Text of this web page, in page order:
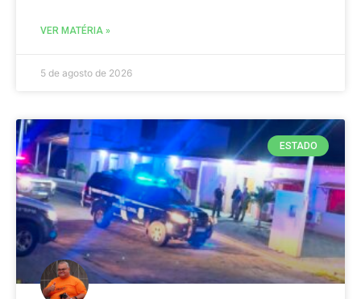
VER MATÉRIA »
5 de agosto de 2026
ESTADO